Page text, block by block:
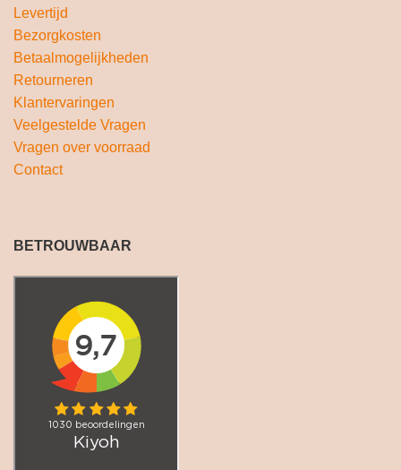
Levertijd
Bezorgkosten
Betaalmogelijkheden
Retourneren
Klantervaringen
Veelgestelde Vragen
Vragen over voorraad
Contact
BETROUWBAAR